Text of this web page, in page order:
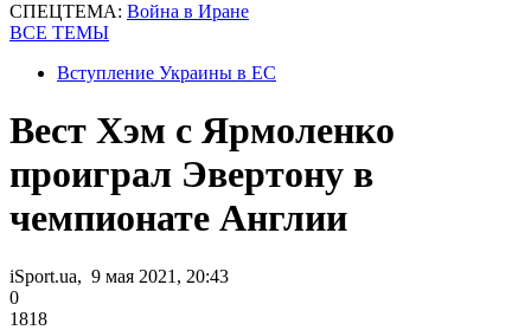
СПЕЦТЕМА: Война в Иране
ВСЕ ТЕМЫ
Вступление Украины в ЕС
Вест Хэм с Ярмоленко
проиграл Эвертону в
чемпионате Англии
iSport.ua, 9 мая 2021, 20:43
0
1818